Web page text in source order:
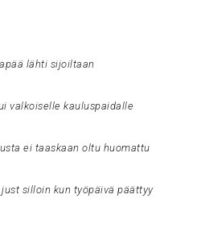
lähti sijoiltaan
valkoiselle kauluspaidalle
ei taaskaan oltu huomattu
silloin kun työpäivä päättyy